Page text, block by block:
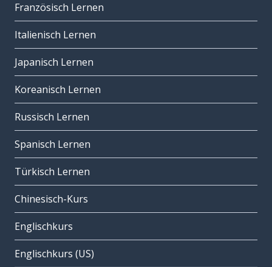
Französisch Lernen
Italienisch Lernen
Japanisch Lernen
Koreanisch Lernen
Russisch Lernen
Spanisch Lernen
Türkisch Lernen
Chinesisch-Kurs
Englischkurs
Englischkurs (US)